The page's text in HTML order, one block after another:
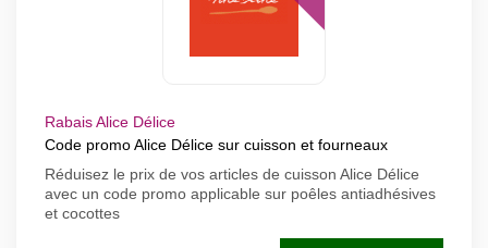
Rabais Alice Délice
Code promo Alice Délice sur cuisson et fourneaux
Réduisez le prix de vos articles de cuisson Alice Délice
avec un code promo applicable sur poêles antiadhésives
et cocottes